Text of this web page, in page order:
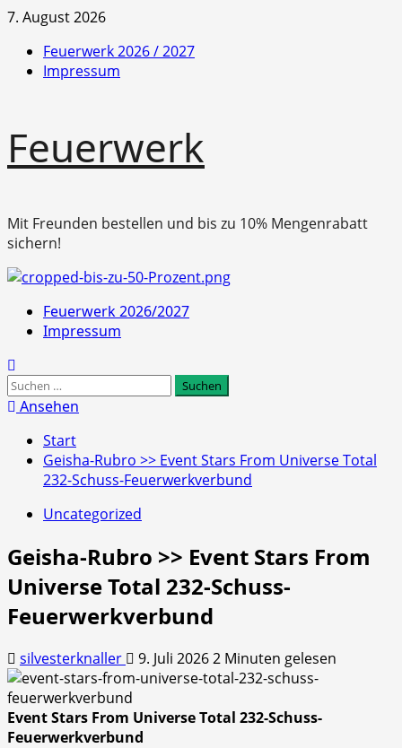
Zum
springen
7. August 2026
Feuerwerk 2026 / 2027
Impressum
Feuerwerk
Mit Freunden bestellen und bis zu 10% Mengenrabatt
sichern!
Primäres
Menü
Feuerwerk 2026/2027
Impressum
Suchen
nach:
Ansehen
Start
Geisha-Rubro >> Event Stars From Universe Total
232-Schuss-Feuerwerkverbund
Uncategorized
Geisha-Rubro >> Event Stars From
Universe Total 232-Schuss-
Feuerwerkverbund
silvesterknaller 9. Juli 20262 Minuten gelesen
Event Stars From Universe Total 232-Schuss-
Feuerwerkverbund